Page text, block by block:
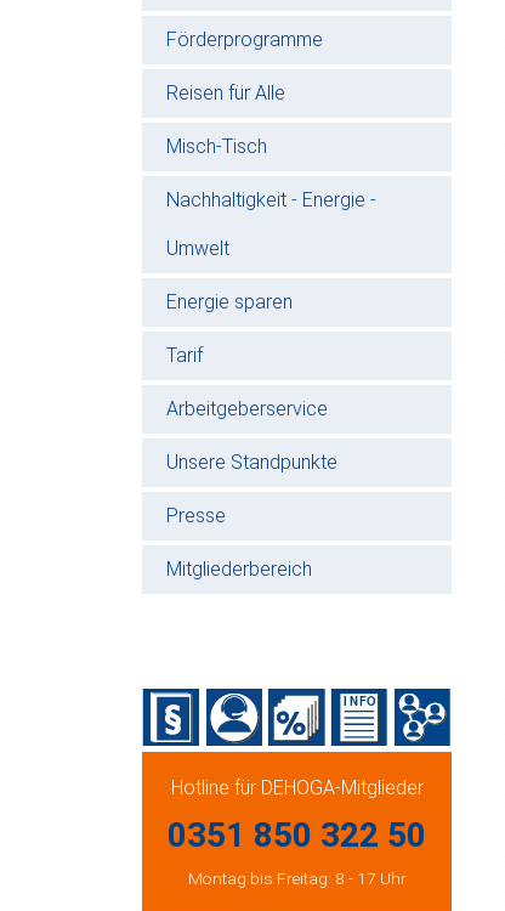
Förderprogramme
Reisen für Alle
Misch-Tisch
Nachhaltigkeit - Energie -
Umwelt
Energie sparen
Tarif
Arbeitgeberservice
Unsere Standpunkte
Presse
Mitgliederbereich
Hotline für DEHOGA-Mitglieder
0351 850 322 50
Montag bis Freitag: 8 - 17 Uhr